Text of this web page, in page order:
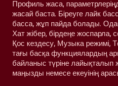
Профиль жаса,
жасай баста. Біреуге лайк
басса, жұп пайда болады.
Хат жібер, бірдеңе жоспарла,
Қос кездесу, Музыка режимі,
тағы басқа функциялардың
байланыс түріне лайықталып
маңызды немесе екеуінің